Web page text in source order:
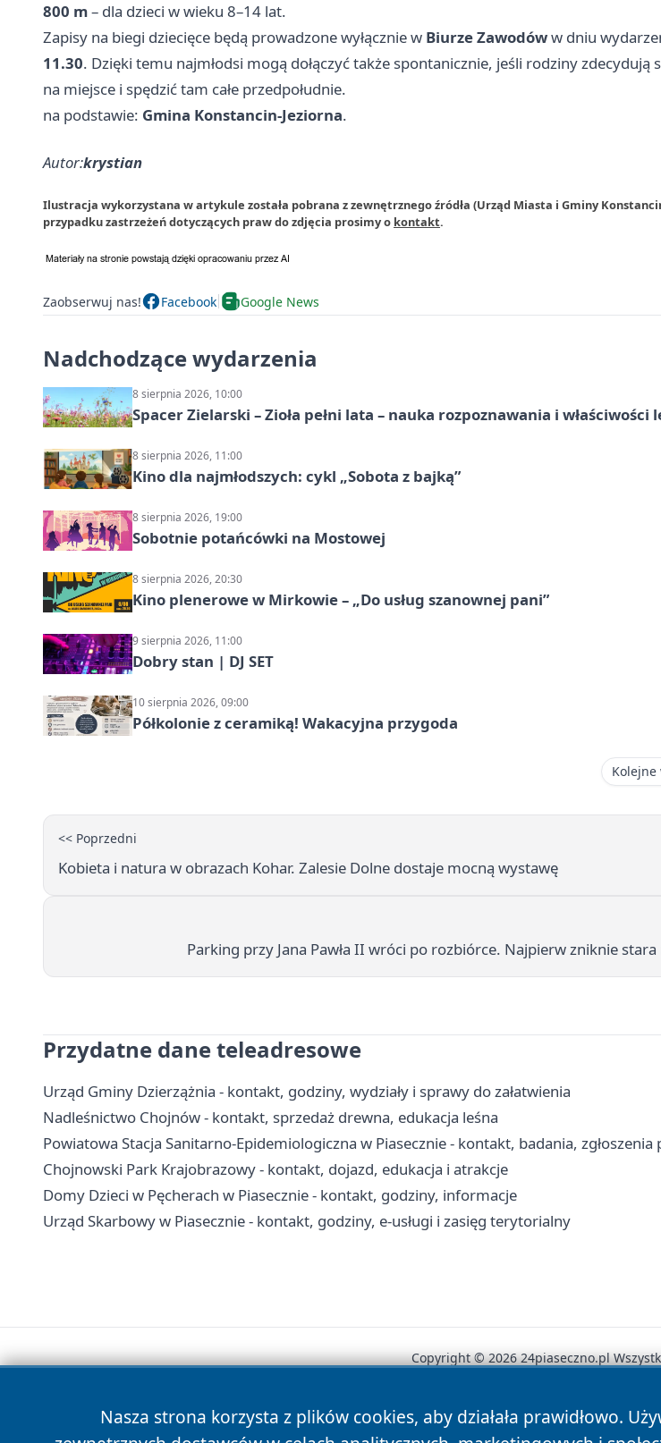
800 m– dla dzieci w wieku 8–14 lat.
Zapisy na biegi dziecięce będą prowadzone wyłącznie w Biurze Zawodóww dniu
11.30. Dzięki temu najmłodsi mogą dołączyć także spontanicznie, jeśli rodziny zdecydują
na miejsce i spędzić tam całe przedpołudnie.
na podstawie: Gmina Konstancin-Jeziorna.
Autor:krystian
Ilustracja wykorzystana w artykule została pobrana z zewnętrznego źródła (Urząd Miasta i Gminy
przypadku zastrzeżeń dotyczących praw do zdjęcia prosimy o kontakt.
Zaobserwuj nas! Facebook Google News
Nadchodzące wydarzenia
8 sierpnia 2026, 10:00
Spacer Zielarski – Zioła pełni lata – nauka rozpoznawania i właściwości
8 sierpnia 2026, 11:00
Kino dla najmłodszych: cykl „Sobota z bajką”
8 sierpnia 2026, 19:00
Sobotnie potańcówki na Mostowej
8 sierpnia 2026, 20:30
Kino plenerowe w Mirkowie – „Do usług szanownej pani”
9 sierpnia 2026, 11:00
Dobry stan | DJ SET
10 sierpnia 2026, 09:00
Półkolonie z ceramiką! Wakacyjna przygoda
Kolejne
<< Poprzedni
Kobieta i natura w obrazach Kohar. Zalesie Dolne dostaje mocną wystawę
Parking przy Jana Pawła II wróci po rozbiórce. Najpierw zniknie
Przydatne dane teleadresowe
Urząd Gminy Dzierzążnia - kontakt, godziny, wydziały i sprawy do załatwienia
Nadleśnictwo Chojnów - kontakt, sprzedaż drewna, edukacja leśna
Powiatowa Stacja Sanitarno-Epidemiologiczna w Piasecznie - kontakt, badania, zgłoszenia
Chojnowski Park Krajobrazowy - kontakt, dojazd, edukacja i atrakcje
Domy Dzieci w Pęcherach w Piasecznie - kontakt, godziny, informacje
Urząd Skarbowy w Piasecznie - kontakt, godziny, e-usługi i zasięg terytorialny
Nasza strona korzysta z plików cookies, aby działała prawidłowo.
Copyright © 2026 24piaseczno.pl
News Autorzy Polityka